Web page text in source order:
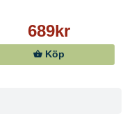
689kr
Köp